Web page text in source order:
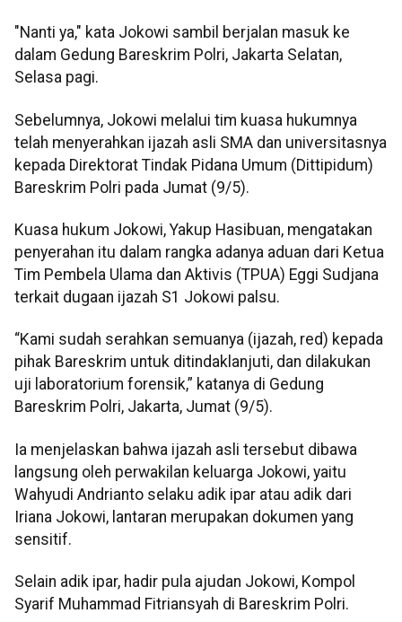
"Nanti ya," kata Jokowi sambil berjalan masuk ke
dalam Gedung Bareskrim Polri, Jakarta Selatan,
Selasa pagi.
Sebelumnya, Jokowi melalui tim kuasa hukumnya
telah menyerahkan ijazah asli SMA dan universitasnya
kepada Direktorat Tindak Pidana Umum (Dittipidum)
Bareskrim Polri pada Jumat (9/5).
Kuasa hukum Jokowi, Yakup Hasibuan, mengatakan
penyerahan itu dalam rangka adanya aduan dari Ketua
Tim Pembela Ulama dan Aktivis (TPUA) Eggi Sudjana
terkait dugaan ijazah S1 Jokowi palsu.
“Kami sudah serahkan semuanya (ijazah, red) kepada
pihak Bareskrim untuk ditindaklanjuti, dan dilakukan
uji laboratorium forensik,” katanya di Gedung
Bareskrim Polri, Jakarta, Jumat (9/5).
Ia menjelaskan bahwa ijazah asli tersebut dibawa
langsung oleh perwakilan keluarga Jokowi, yaitu
Wahyudi Andrianto selaku adik ipar atau adik dari
Iriana Jokowi, lantaran merupakan dokumen yang
sensitif.
Selain adik ipar, hadir pula ajudan Jokowi, Kompol
Syarif Muhammad Fitriansyah di Bareskrim Polri.